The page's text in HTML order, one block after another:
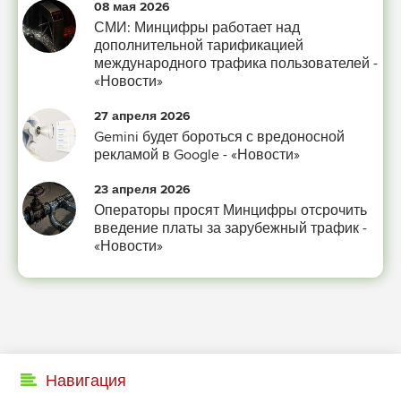
-- Идите уверенно по направлению к мечте. Живите той жизнью, которую
вы сами себе придумали.
-- Самое большое богатство — это ум. Самая большая нищета — глупость.
-- Лучшее, что можно сделать с хорошим советом, это пропустить его мимо
ушей. Он никогда не бывает полезен никому, кроме того, кто его дал.
-- Люблю давать советы и очень не люблю, когда их дают мне.
08 мая 2026
СМИ: Минцифры работает над
дополнительной тарификацией
международного трафика пользователей -
«Новости»
27 апреля 2026
Gemini будет бороться с вредоносной
рекламой в Google - «Новости»
23 апреля 2026
Операторы просят Минцифры отсрочить
введение платы за зарубежный трафик -
«Новости»
Навигация